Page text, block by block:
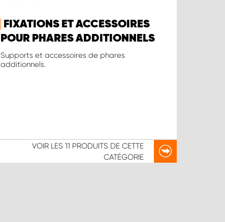
FIXATIONS ET ACCESSOIRES
POUR PHARES ADDITIONNELS
Supports et accessoires de phares
additionnels.
VOIR LES11 PRODUITS DE CETTE
CATÉGORIE